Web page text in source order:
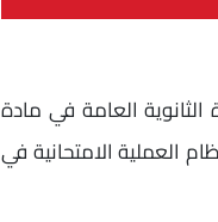
الثانوية العامة في مادة
العملية الامتحانية في